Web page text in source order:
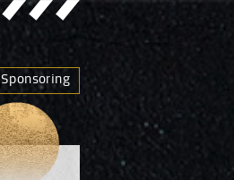
Sponsoring